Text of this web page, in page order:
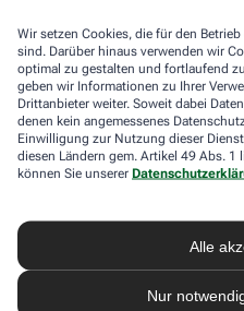
Wir setzen Cookies, die für den
sind. Darüber hinaus verwenden wir
optimal zu gestalten und fortlaufend
geben wir Informationen zu Ihrer
Drittanbieter weiter. Soweit dabei
denen kein angemessenes
Einwilligung zur Nutzung dieser
diesen Ländern gem. Artikel 49 Abs. 1
können Sie unserer
Alle
Nur
Regel gut verträglich. Dennoch
besprechen, besonders bei
Medikamenten, die auf
beispielsweise bei psychischen
Mönchspfeffer nicht in
eingenommen werden, da er
kann.